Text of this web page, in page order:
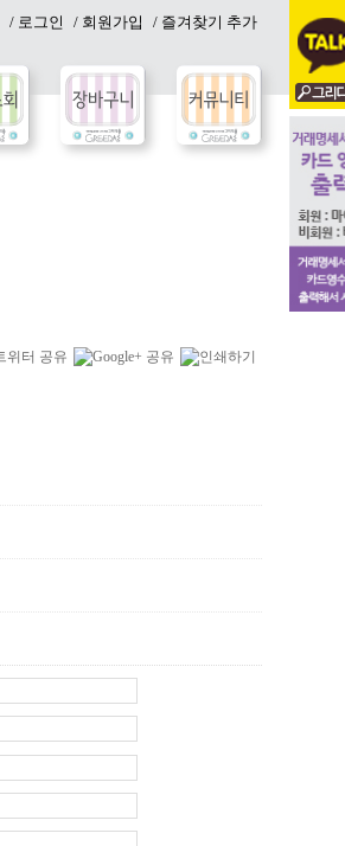
/ 로그인 / 회원가입 / 즐겨찾기 추가